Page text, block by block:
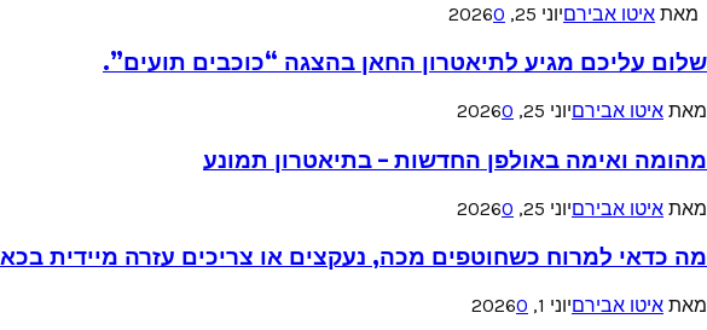
מאת איטו אבירםיוני 25, 2026 0
שלום עליכם מגיע לתיאטרון החאן בהצגה “כוכבים תועים”.
מאת איטו אבירםיוני 25, 2026 0
מהומה ואימה באולפן החדשות – בתיאטרון תמונע
מאת איטו אבירםיוני 25, 2026 0
מה כדאי למרוח כשחוטפים מכה, נעקצים או צריכים עזרה מיידית
מאת איטו אבירםיוני 1, 2026 0